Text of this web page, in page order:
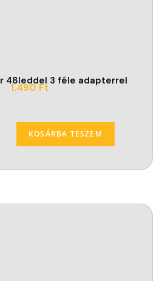
48leddel 3 féle adapterrel
1.490Ft
KOSÁRBA TESZEM